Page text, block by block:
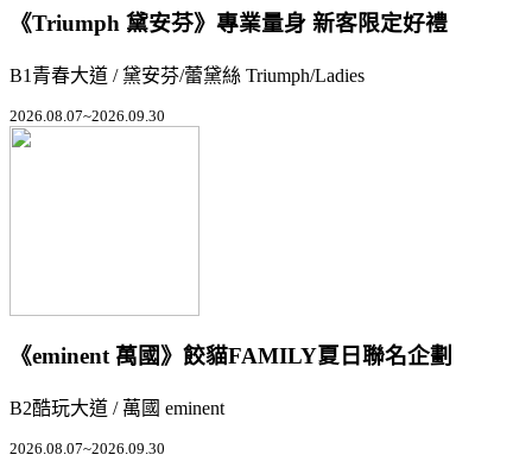
《Triumph 黛安芬》專業量身 新客限定好禮
B1青春大道 / 黛安芬/蕾黛絲 Triumph/Ladies
2026.08.07~2026.09.30
《eminent 萬國》餃貓FAMILY夏日聯名企劃
B2酷玩大道 / 萬國 eminent
2026.08.07~2026.09.30